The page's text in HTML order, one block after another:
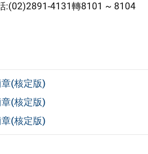
:(02)2891-4131轉8101 ~ 8104
(核定版)
(核定版)
(核定版)